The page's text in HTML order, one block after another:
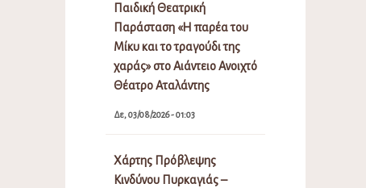
Παιδική Θεατρική
Παράσταση «Η παρέα του
Μίκυ και το τραγούδι της
χαράς» στο Αιάντειο Ανοιχτό
Θέατρο Αταλάντης
Δε, 03/08/2026 - 01:03
Χάρτης Πρόβλεψης
Κινδύνου Πυρκαγιάς –